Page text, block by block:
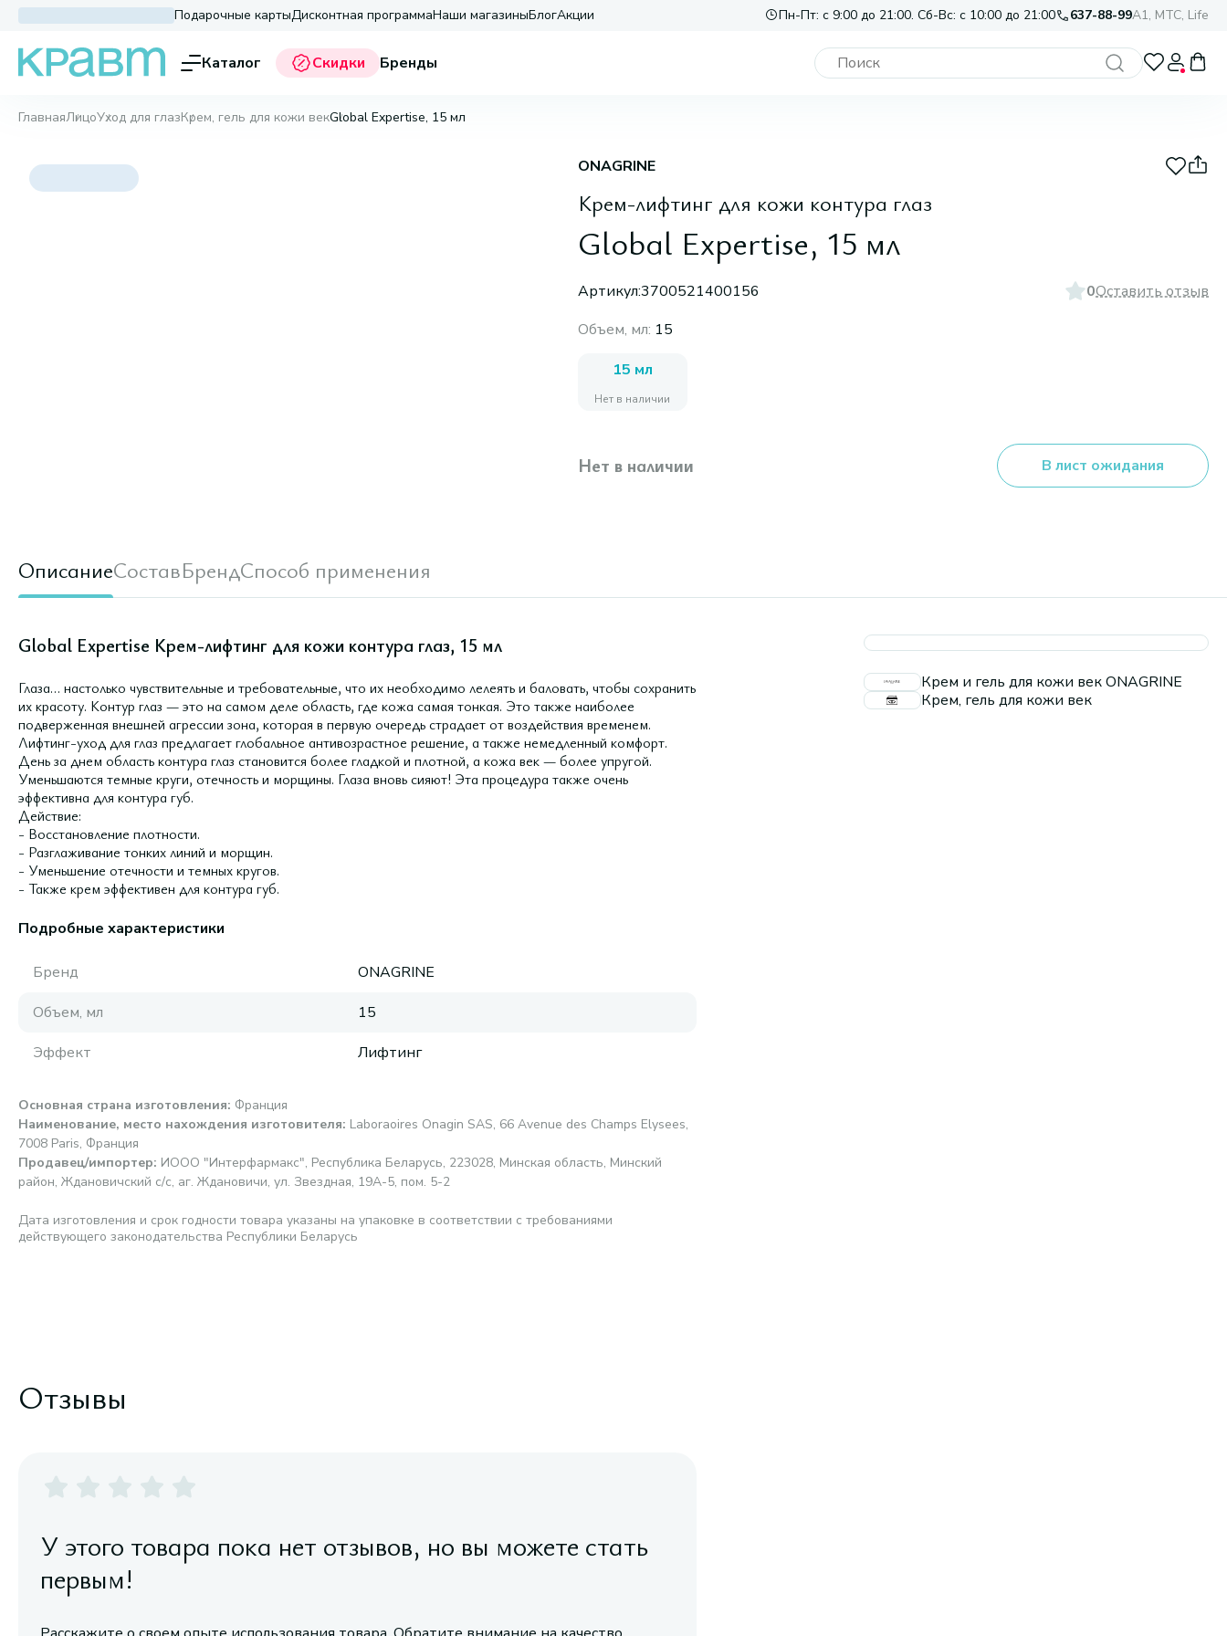
Подарочные картыДисконтная программаНаши магазиныБлогАкции Пн-Пт: с 9:00 до 21:00. Сб-Вс: с 10:00 до 21:00 637-88-99A1, МТС, Life
Каталог Скидки Бренды
ГлавнаяЛицоУход для глазКрем, гель для кожи векGlobal Expertise, 15 мл
ONAGRINE
Крем-лифтинг для кожи контура глаз
Global Expertise, 15 мл
Артикул:3700521400156 0Оставить отзыв
Объем, мл: 15
15 мл
Нет в наличии
Нет в наличии В лист ожидания
ОписаниеСоставБрендСпособ применения
Global Expertise Крем-лифтинг для кожи контура глаз, 15 мл
Глаза… настолько чувствительные и требовательные, что их необходимо лелеять и баловать, чтобы сохранить
их красоту. Контур глаз — это на самом деле область, где кожа самая тонкая. Это также наиболее
подверженная внешней агрессии зона, которая в первую очередь страдает от воздействия временем.
Лифтинг-уход для глаз предлагает глобальное антивозрастное решение, а также немедленный комфорт.
День за днем область контура глаз становится более гладкой и плотной, а кожа век — более упругой.
Уменьшаются темные круги, отечность и морщины. Глаза вновь сияют! Эта процедура также очень
эффективна для контура губ.
Действие:
- Восстановление плотности.
- Разглаживание тонких линий и морщин.
- Уменьшение отечности и темных кругов.
- Также крем эффективен для контура губ.
Подробные характеристики
Бренд
ONAGRINE
Объем, мл
15
Эффект
Лифтинг
Основная страна изготовления: Франция
Наименование, место нахождения изготовителя: Laboraoires Onagin SAS, 66 Avenue des Champs Elysees,
7008 Paris, Франция
Продавец/импортер: ИООО "Интерфармакс", Республика Беларусь, 223028, Минская область, Минский
район, Ждановичский с/с, аг. Ждановичи, ул. Звездная, 19А-5, пом. 5-2
Дата изготовления и срок годности товара указаны на упаковке в соответствии с требованиями
действующего законодательства Республики Беларусь
Крем и гель для кожи век ONAGRINE
Крем, гель для кожи век
Отзывы
У этого товара пока нет отзывов, но вы можете стать
первым!